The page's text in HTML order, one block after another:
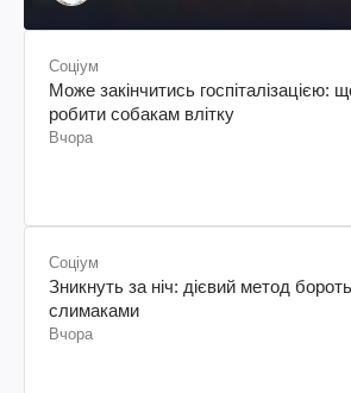
Соціум
Може закінчитись госпіталізацією:
робити собакам влітку
Вчора
Соціум
Зникнуть за ніч: дієвий метод
слимаками
Вчора